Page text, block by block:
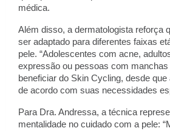
médica.
Além disso, a dermatologista reforça
ser adaptado para diferentes faixas
pele. “Adolescentes com acne,
expressão ou pessoas com
beneficiar do Skin Cycling, desde
de acordo com suas necessidades
Para Dra. Andressa, a técnica
mentalidade no cuidado com a pele: